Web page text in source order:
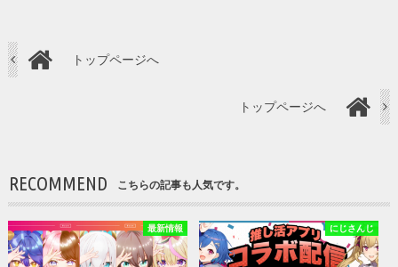
トップページへ
トップページへ
RECOMMEND こちらの記事も人気です。
最新情報 にじさんじ